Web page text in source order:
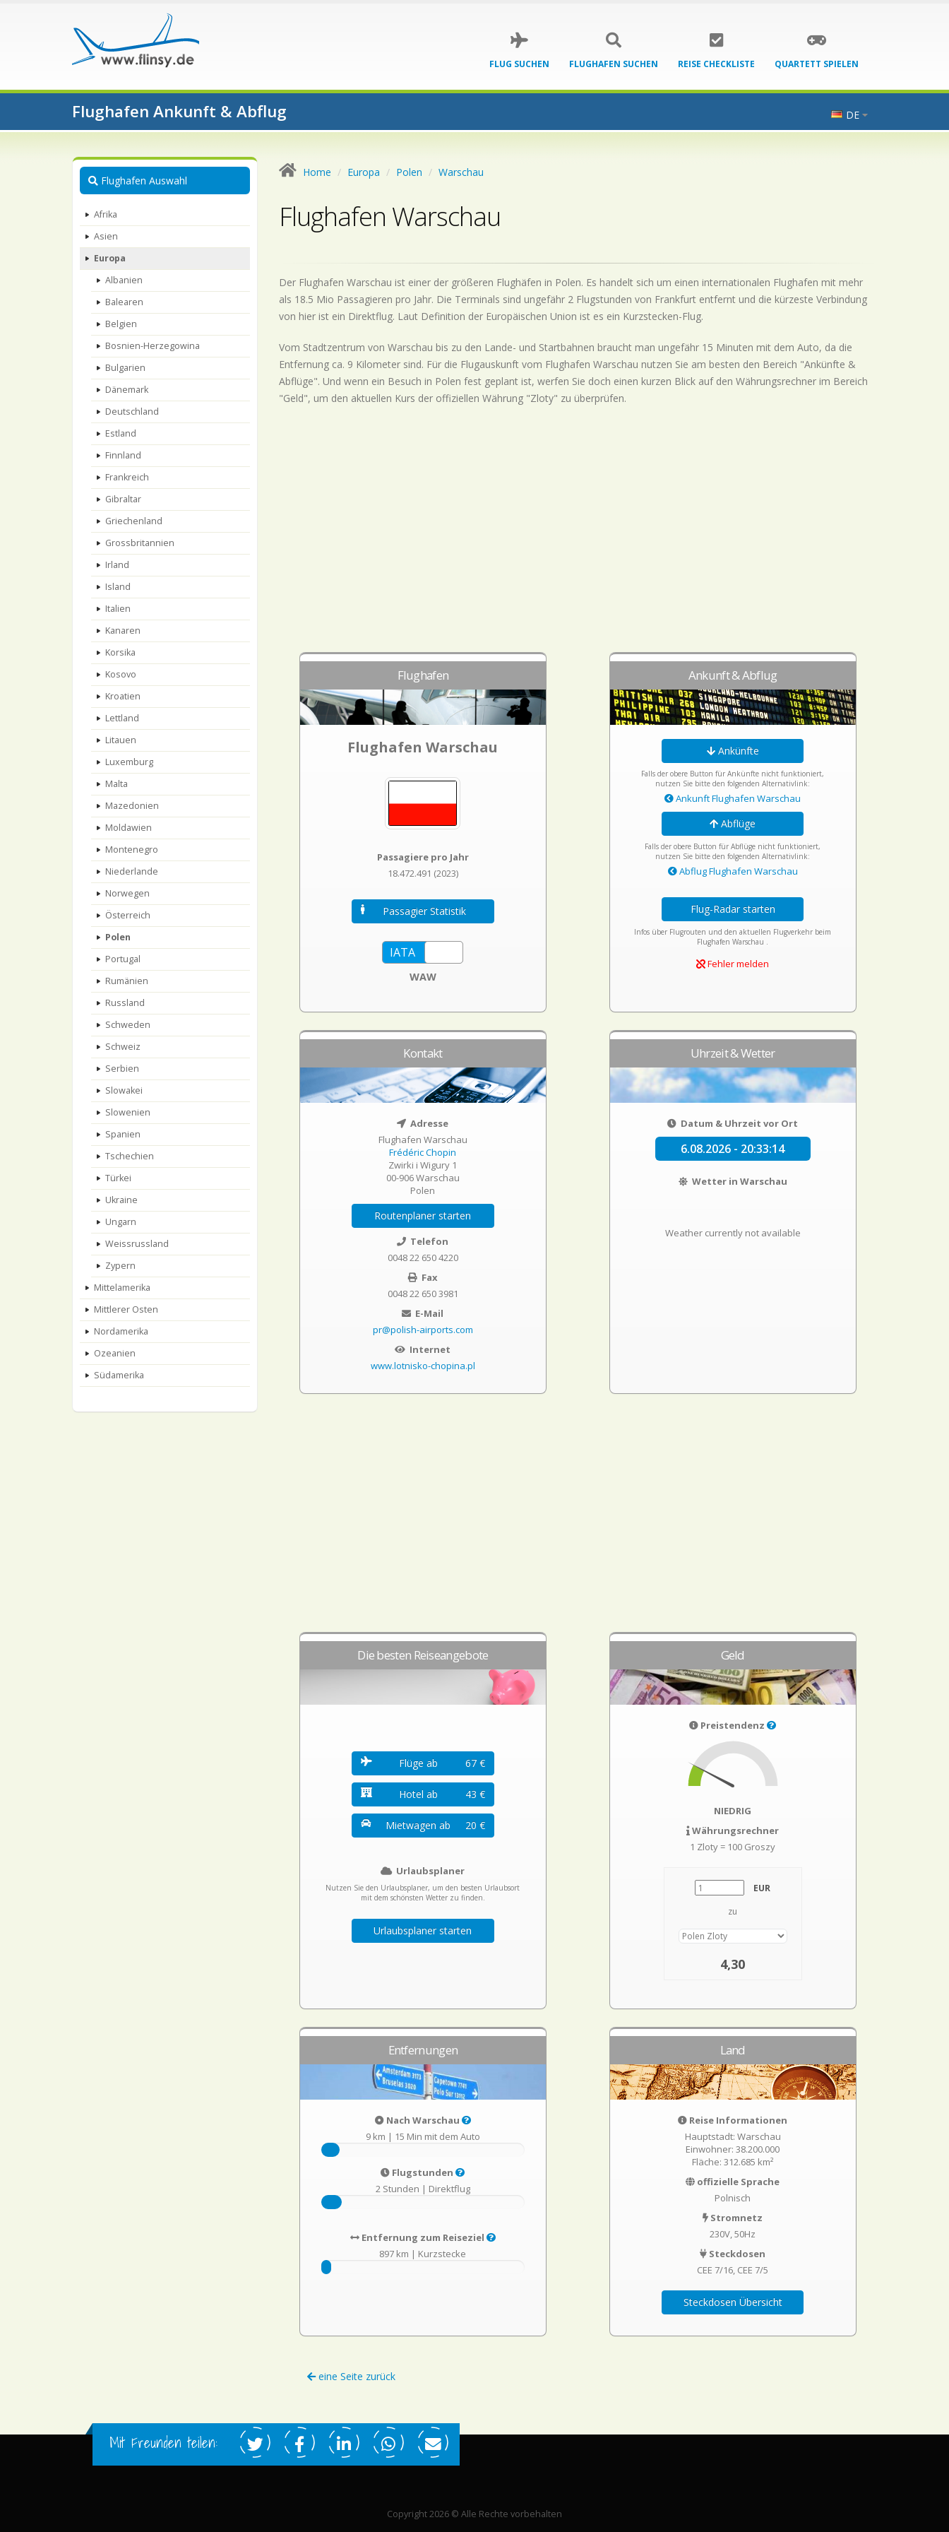
FLUG SUCHEN FLUGHAFEN SUCHEN REISE CHECKLISTE QUARTETT SPIELEN
Flughafen Ankunft & Abflug DE
Flughafen Auswahl
Afrika
Asien
Europa
Albanien
Balearen
Belgien
Bosnien-Herzegowina
Bulgarien
Dänemark
Deutschland
Estland
Finnland
Frankreich
Gibraltar
Griechenland
Grossbritannien
Irland
Island
Italien
Kanaren
Korsika
Kosovo
Kroatien
Lettland
Litauen
Luxemburg
Malta
Mazedonien
Moldawien
Montenegro
Niederlande
Norwegen
Österreich
Polen
Portugal
Rumänien
Russland
Schweden
Schweiz
Serbien
Slowakei
Slowenien
Spanien
Tschechien
Türkei
Ukraine
Ungarn
Weissrussland
Zypern
Mittelamerika
Mittlerer Osten
Nordamerika
Ozeanien
Südamerika
Home Europa Polen Warschau
Flughafen Warschau
Der Flughafen Warschau ist einer der größeren Flughäfen in Polen. Es handelt sich um einen internationalen Flughafen mit mehr
als 18.5 Mio Passagieren pro Jahr. Die Terminals sind ungefähr 2 Flugstunden von Frankfurt entfernt und die kürzeste Verbindung
von hier ist ein Direktflug. Laut Definition der Europäischen Union ist es ein Kurzstecken-Flug.
Vom Stadtzentrum von Warschau bis zu den Lande- und Startbahnen braucht man ungefähr 15 Minuten mit dem Auto, da die
Entfernung ca. 9 Kilometer sind. Für die Flugauskunft vom Flughafen Warschau nutzen Sie am besten den Bereich "Ankünfte &
Abflüge". Und wenn ein Besuch in Polen fest geplant ist, werfen Sie doch einen kurzen Blick auf den Währungsrechner im Bereich
"Geld", um den aktuellen Kurs der offiziellen Währung "Zloty" zu überprüfen.
Flughafen
Flughafen Warschau
Passagiere pro Jahr
18.472.491 (2023)
Passagier Statistik
WAW
Ankunft & Abflug
Ankünfte
Falls der obere Button für Ankünfte nicht funktioniert,
nutzen Sie bitte den folgenden Alternativlink:
Ankunft Flughafen Warschau
Abflüge
Falls der obere Button für Abflüge nicht funktioniert,
nutzen Sie bitte den folgenden Alternativlink:
Abflug Flughafen Warschau
Flug-Radar starten
Infos über Flugrouten und den aktuellen Flugverkehr beim
Flughafen Warschau .
Fehler melden
Kontakt
Adresse
Flughafen Warschau
Frédéric Chopin
Zwirki i Wigury 1
00-906 Warschau
Polen
Routenplaner starten
Telefon
0048 22 650 4220
Fax
0048 22 650 3981
E-Mail
pr@polish-airports.com
Internet
www.lotnisko-chopina.pl
Uhrzeit & Wetter
Datum & Uhrzeit vor Ort
6.08.2026 - 20:33:15
Wetter in Warschau
Weather currently not available
Die besten Reiseangebote
Flüge ab 67 €
Hotel ab 43 €
Mietwagen ab 20 €
Urlaubsplaner
Nutzen Sie den Urlaubsplaner, um den besten Urlaubsort
mit dem schönsten Wetter zu finden.
Urlaubsplaner starten
Geld
Preistendenz
NIEDRIG
Währungsrechner
1 Zloty = 100 Groszy
EUR
zu
4,30
Entfernungen
Nach Warschau
9 km | 15 Min mit dem Auto
Flugstunden
2 Stunden | Direktflug
Entfernung zum Reiseziel
897 km | Kurzstecke
Land
Reise Informationen
Hauptstadt: Warschau
Einwohner: 38.200.000
Fläche: 312.685 km²
offizielle Sprache
Polnisch
Stromnetz
230V, 50Hz
Steckdosen
CEE 7/16 CEE 7/5
Steckdosen Übersicht
eine Seite zurück
Mit Freunden teilen:
Copyright 2026 © Alle Rechte vorbehalten